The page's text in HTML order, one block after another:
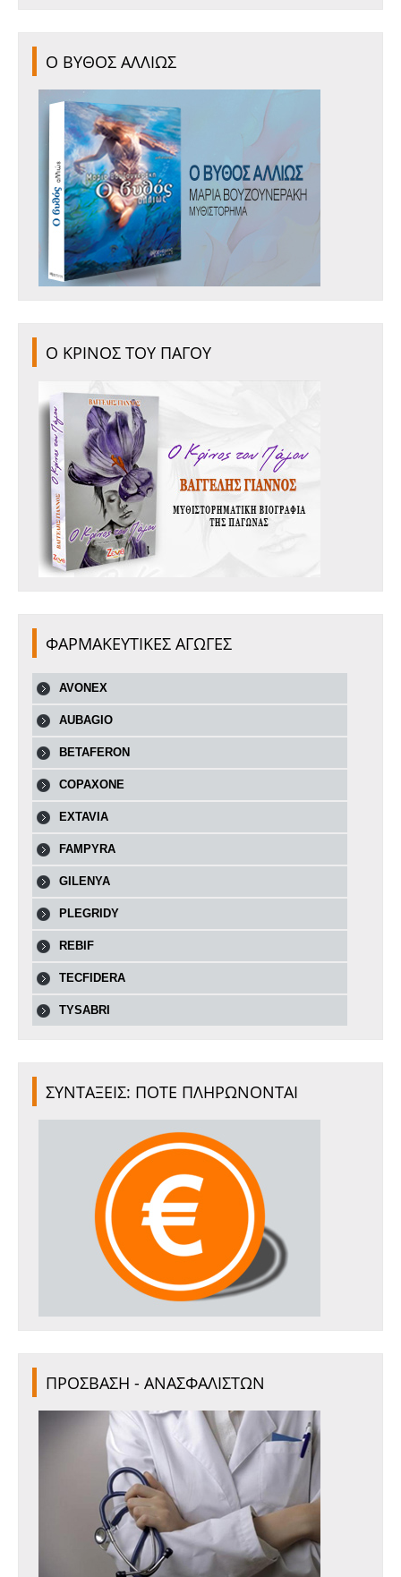
Ο ΒΥΘΟΣ ΑΛΛΙΩΣ
Ο ΚΡΙΝΟΣ ΤΟΥ ΠΑΓΟΥ
ΦΑΡΜΑΚΕΥΤΙΚΕΣ ΑΓΩΓΕΣ
AVONEX
AUBAGIO
BETAFERON
COPAXONE
EXTAVIA
FAMPYRA
GILENYA
PLEGRIDY
REBIF
TECFIDERA
TYSABRI
ΣΥΝΤΑΞΕΙΣ: ΠΟΤΕ ΠΛΗΡΩΝΟΝΤΑΙ
ΠΡΟΣΒΑΣΗ - ΑΝΑΣΦΑΛΙΣΤΩΝ